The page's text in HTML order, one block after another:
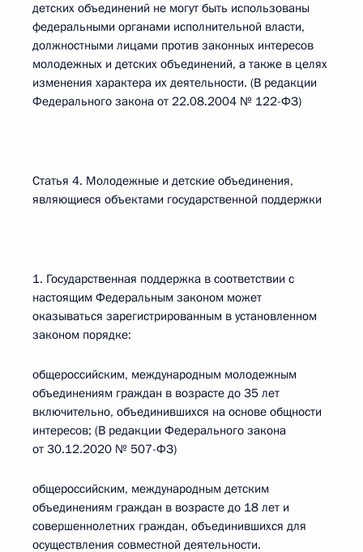
детских объединений не могут быть использованы
федеральными органами исполнительной власти,
должностными лицами против законных интересов
молодежных и детских объединений, а также в целях
изменения характера их деятельности. (В редакции
Федерального закона от 22.08.2004 № 122-ФЗ)
Статья 4. Молодежные и детские объединения,
являющиеся объектами государственной поддержки
1. Государственная поддержка в соответствии с
настоящим Федеральным законом может
оказываться зарегистрированным в установленном
законом порядке:
общероссийским, международным молодежным
объединениям граждан в возрасте до 35 лет
включительно, объединившихся на основе общности
интересов; (В редакции Федерального закона
от 30.12.2020 № 507-ФЗ)
общероссийским, международным детским
объединениям граждан в возрасте до 18 лет и
совершеннолетних граждан, объединившихся для
осуществления совместной деятельности.